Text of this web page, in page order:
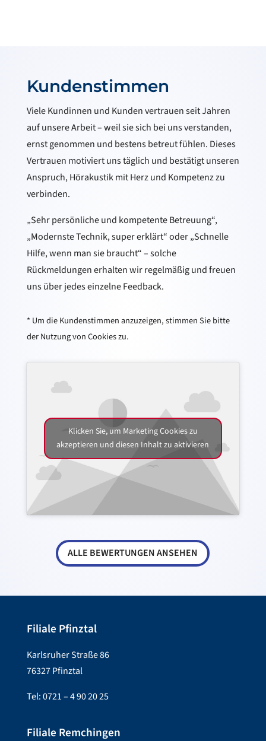
Kundenstimmen
Viele Kundinnen und Kunden vertrauen seit Jahren
auf unsere Arbeit – weil sie sich bei uns verstanden,
ernst genommen und bestens betreut fühlen. Dieses
Vertrauen motiviert uns täglich und bestätigt unseren
Anspruch, Hörakustik mit Herz und Kompetenz zu
verbinden.
„Sehr persönliche und kompetente Betreuung“,
„Modernste Technik, super erklärt“ oder „Schnelle
Hilfe, wenn man sie braucht“ – solche
Rückmeldungen erhalten wir regelmäßig und freuen
uns über jedes einzelne Feedback.
* Um die Kundenstimmen anzuzeigen, stimmen Sie bitte
der Nutzung von Cookies zu.
Klicken Sie, um Marketing Cookies zu
akzeptieren und diesen Inhalt zu aktivieren
ALLE BEWERTUNGEN ANSEHEN
Filiale Pfinztal
Karlsruher Straße 86
76327 Pfinztal
Tel: 0721 – 4 90 20 25
Filiale Remchingen